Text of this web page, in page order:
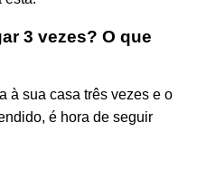
3 vezes? O que
à sua casa três vezes e o
é hora de seguir